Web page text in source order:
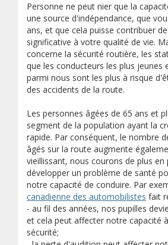
Personne ne peut nier que la
une source d'indépendance, que
ans, et que cela puisse contribuer
significative à votre qualité de vie.
concerne la sécurité routière, les
que les conducteurs les plus jeunes
parmi nous sont les plus à risque
des accidents de la route.
Les personnes âgées de 65 ans et
segment de la population ayant la
rapide. Par conséquent, le nombre
âgés sur la route augmente
vieillissant, nous courons de plus en
développer un problème de santé
notre capacité de conduire. Par
canadienne des automobilistes fait
- au fil des années, nos pupilles
et cela peut affecter notre capacité
sécurité;